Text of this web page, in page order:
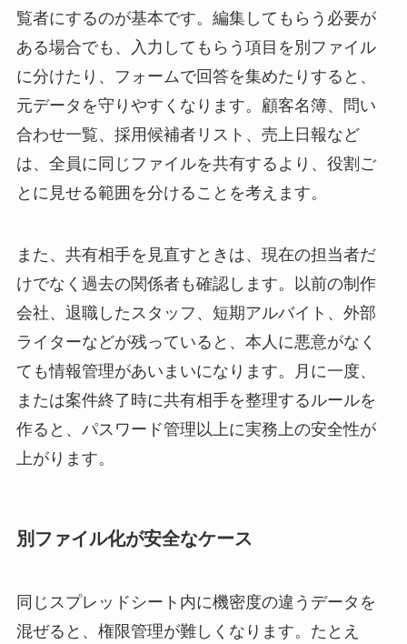
覧者にするのが基本です。編集してもらう必要が
ある場合でも、入力してもらう項目を別ファイル
に分けたり、フォームで回答を集めたりすると、
元データを守りやすくなります。顧客名簿、問い
合わせ一覧、採用候補者リスト、売上日報など
は、全員に同じファイルを共有するより、役割ご
とに見せる範囲を分けることを考えます。
また、共有相手を見直すときは、現在の担当者だ
けでなく過去の関係者も確認します。以前の制作
会社、退職したスタッフ、短期アルバイト、外部
ライターなどが残っていると、本人に悪意がなく
ても情報管理があいまいになります。月に一度、
または案件終了時に共有相手を整理するルールを
作ると、パスワード管理以上に実務上の安全性が
上がります。
別ファイル化が安全なケース
同じスプレッドシート内に機密度の違うデータを
混ぜると、権限管理が難しくなります。たとえ